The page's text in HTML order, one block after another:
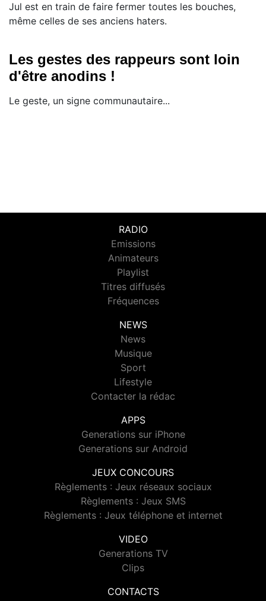
Jul est en train de faire fermer toutes les bouches,
même celles de ses anciens haters.
Les gestes des rappeurs sont loin
d'être anodins !
Le geste, un signe communautaire...
RADIO
Emissions
Animateurs
Playlist
Titres diffusés
Fréquences
NEWS
News
Musique
Sport
Lifestyle
Contacter la rédac
APPS
Generations sur iPhone
Generations sur Android
JEUX CONCOURS
Règlements : Jeux réseaux sociaux
Règlements : Jeux SMS
Règlements : Jeux téléphone et internet
VIDEO
Generations TV
Clips
CONTACTS